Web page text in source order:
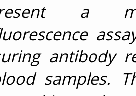
a
antibody
samples.